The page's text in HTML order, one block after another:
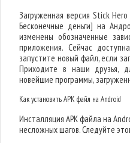
Загруженная версия Stick
Бесконечные деньги] на
изменены обозначенные
приложения. Сейчас
запустите новый файл, если
Приходите в наши друзья,
новейшие программы,
Как установить APK файл на Android
Инсталляция APK файла на
несложных шагов. Следуйте